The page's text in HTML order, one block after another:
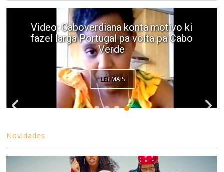
Video: Caboverdiana konta motivo ki
fazel larga Portugal pa volta pa Cabo
Verde
LER MAIS
Novidades